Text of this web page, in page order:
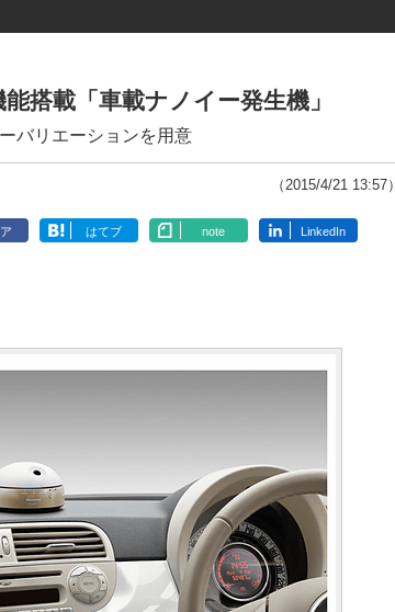
搭載「車載ナノイー発生機」
バリエーションを用意
（2015/4/21 13:57）
はてブ note LinkedIn